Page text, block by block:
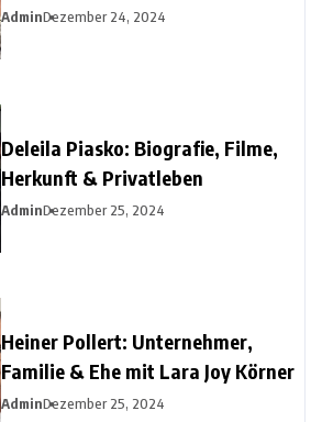
Christine Urspruchs Ex-Ehemann
AdminDezember 24, 2024
Deleila Piasko: Biografie, Filme,
Herkunft & Privatleben
AdminDezember 25, 2024
Heiner Pollert: Unternehmer,
Familie & Ehe mit Lara Joy Körner
AdminDezember 25, 2024